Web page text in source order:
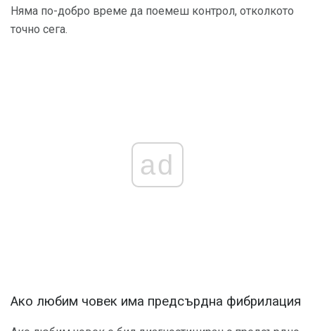
Няма по-добро време да поемеш контрол, отколкото
точно сега.
ad
Ако любим човек има предсърдна фибрилация